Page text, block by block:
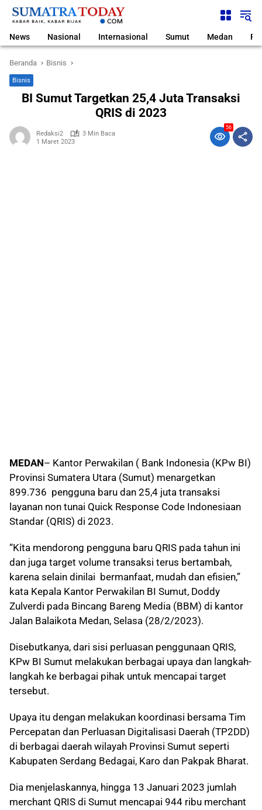
Langsung
News Nasional Internasional Sumut Medan
Beranda Bisnis
Bisnis
BI Sumut Targetkan 25,4 Juta Transaksi
QRIS di 2023
Redaksi2
3 Min Baca
1 Maret 2023
56
MEDAN– Kantor Perwakilan ( Bank Indonesia (KPw BI)
Provinsi Sumatera Utara (Sumut) menargetkan
899.736 pengguna baru dan 25,4 juta transaksi
layanan non tunai Quick Response Code Indonesiaan
Standar (QRIS) di 2023.
“Kita mendorong pengguna baru QRIS pada tahun ini
dan juga target volume transaksi terus bertambah,
karena selain dinilai bermanfaat, mudah dan efisien,”
kata Kepala Kantor Perwakilan BI Sumut, Doddy
Zulverdi pada Bincang Bareng Media (BBM) di kantor
Jalan Balaikota Medan, Selasa (28/2/2023).
Disebutkanya, dari sisi perluasan penggunaan QRIS,
KPw BI Sumut melakukan berbagai upaya dan langkah-
langkah ke berbagai pihak untuk mencapai target
tersebut.
Upaya itu dengan melakukan koordinasi bersama Tim
Percepatan dan Perluasan Digitalisasi Daerah (TP2DD)
di berbagai daerah wilayah Provinsi Sumut seperti
Kabupaten Serdang Bedagai, Karo dan Pakpak Bharat.
Dia menjelaskannya, hingga 13 Januari 2023 jumlah
merchant QRIS di Sumut mencapai 944 ribu merchant